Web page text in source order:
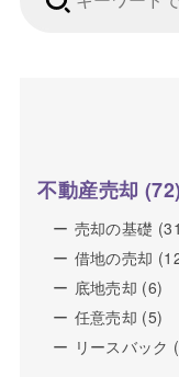
不動産売却 (72)
売却の基礎
借地の売却
底地売却 (6)
任意売却 (5)
リースバック